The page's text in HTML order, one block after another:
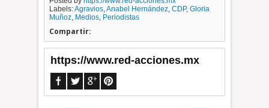
Labels:Agravios,Anabel Hernández,CDP,Gloria
Muñoz, Medios, Periodistas
Compartir:
https://www.red-acciones.mx